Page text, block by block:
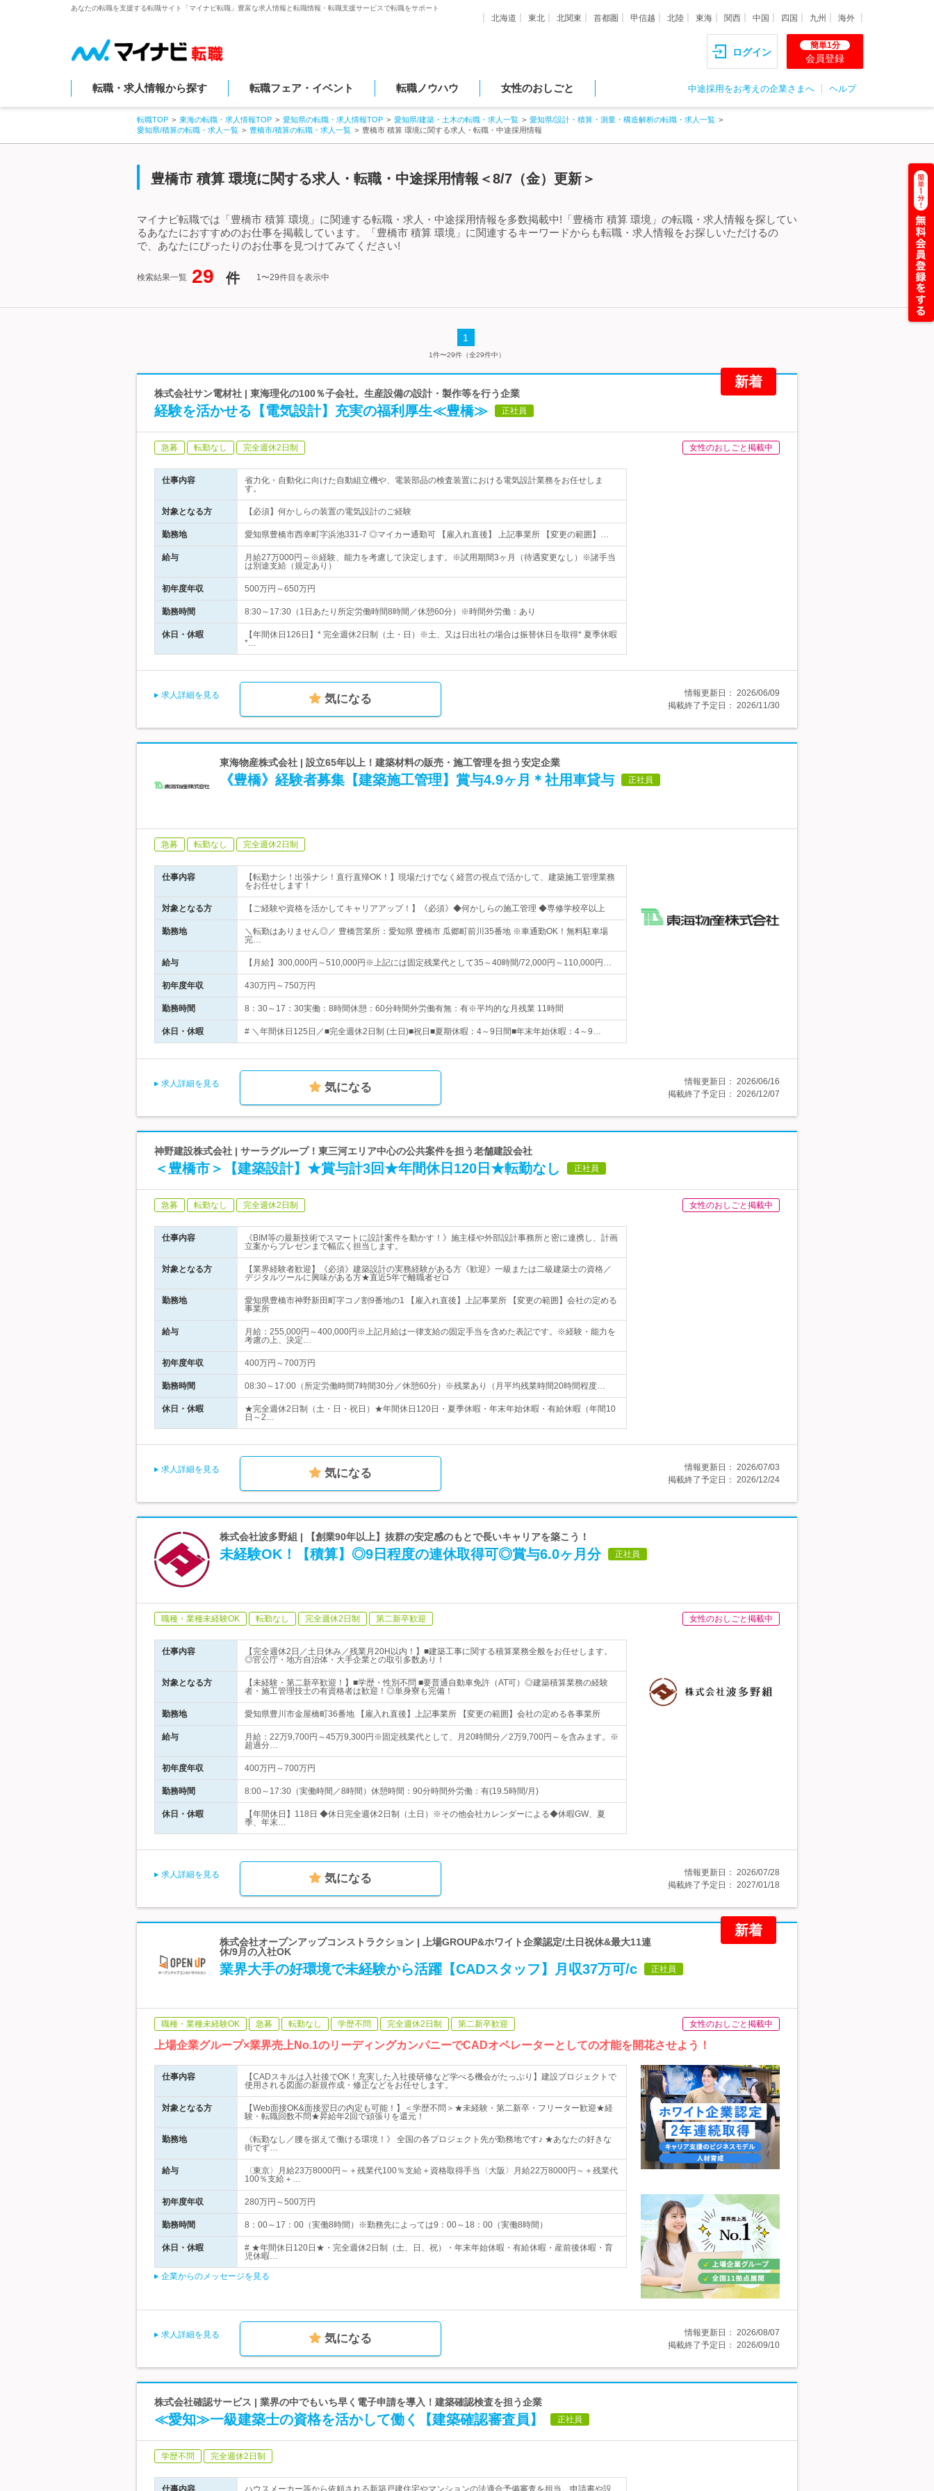
あなたの転職を支援する転職サイト「マイナビ転職」豊富な求人情報と転職情報・転職支援サービスで転職をサポート
北海道 東北 北関東 首都圏 甲信越 北陸 東海 関西 中国 四国 九州 海外
ログイン
簡単1分
会員登録
転職・求人情報から探す 転職フェア・イベント 転職ノウハウ 女性のおしごと 中途採用をお考えの企業さまへ ヘルプ
転職TOP 東海の転職・求人情報TOP 愛知県の転職・求人情報TOP 愛知県/建築・土木の転職・求人一覧
愛知県/設計・積算・測量・構造解析の転職・求人一覧
愛知県/積算の転職・求人一覧
豊橋市/積算の転職・求人一覧 豊橋市 積算 環境に関する求人・転職・中途採用情報
豊橋市 積算 環境に関する求人・転職・中途採用情報＜8/7（金）更新＞
マイナビ転職では「豊橋市 積算 環境」に関連する転職・求人・中途採用情報を多数掲載中!「豊橋市 積算 環境」の転職・求人情報を探してい
るあなたにおすすめのお仕事を掲載しています。「豊橋市 積算 環境」に関連するキーワードからも転職・求人情報をお探しいただけるの
で、あなたにぴったりのお仕事を見つけてみてください!
検索結果一覧 29 件 1〜29件目を表示中
1
1件〜29件（全29件中）
新着
株式会社サン電材社 | 東海理化の100％子会社。生産設備の設計・製作等を行う企業
経験を活かせる【電気設計】充実の福利厚生≪豊橋≫ 正社員
急募 転勤なし 完全週休2日制 女性のおしごと掲載中
仕事内容
省力化・自動化に向けた自動組立機や、電装部品の検査装置における電気設計業務をお任せしま
す。
対象となる方 【必須】何かしらの装置の電気設計のご経験
勤務地 愛知県豊橋市西幸町字浜池331-7 ◎マイカー通勤可 【雇入れ直後】 上記事業所 【変更の範囲】…
給与
月給27万000円～※経験、能力を考慮して決定します。※試用期間3ヶ月（待遇変更なし）※諸手当
は別途支給（規定あり）
初年度年収 500万円～650万円
勤務時間 8:30～17:30（1日あたり所定労働時間8時間／休憩60分）※時間外労働：あり
休日・休暇
【年間休日126日】* 完全週休2日制（土・日）※土、又は日出社の場合は振替休日を取得* 夏季休暇
*…
求人詳細を見る 気になる 情報更新日： 2026/06/09
掲載終了予定日： 2026/11/30
東海物産株式会社 | 設立65年以上！建築材料の販売・施工管理を担う安定企業
《豊橋》経験者募集【建築施工管理】賞与4.9ヶ月＊社用車貸与 正社員
急募 転勤なし 完全週休2日制
仕事内容
【転勤ナシ！出張ナシ！直行直帰OK！】現場だけでなく経営の視点で活かして、建築施工管理業務
をお任せします！
対象となる方 【ご経験や資格を活かしてキャリアアップ！】《必須》◆何かしらの施工管理 ◆専修学校卒以上
勤務地
＼転勤はありません◎／ 豊橋営業所：愛知県 豊橋市 瓜郷町前川35番地 ※車通勤OK！無料駐車場
完…
給与 【月給】300,000円～510,000円※上記には固定残業代として35～40時間/72,000円～110,000円…
初年度年収 430万円～750万円
勤務時間 8：30～17：30実働：8時間休憩：60分時間外労働有無：有※平均的な月残業 11時間
休日・休暇 # ＼年間休日125日／■完全週休2日制 (土日)■祝日■夏期休暇：4～9日間■年末年始休暇：4～9…
求人詳細を見る 気になる 情報更新日： 2026/06/16
掲載終了予定日： 2026/12/07
神野建設株式会社 | サーラグループ！東三河エリア中心の公共案件を担う老舗建設会社
＜豊橋市＞【建築設計】★賞与計3回★年間休日120日★転勤なし 正社員
急募 転勤なし 完全週休2日制 女性のおしごと掲載中
仕事内容
《BIM等の最新技術でスマートに設計案件を動かす！》施主様や外部設計事務所と密に連携し、計画
立案からプレゼンまで幅広く担当します。
対象となる方
【業界経験者歓迎】《必須》建築設計の実務経験がある方《歓迎》一級または二級建築士の資格／
デジタルツールに興味がある方★直近5年で離職者ゼロ
勤務地
愛知県豊橋市神野新田町字コノ割9番地の1 【雇入れ直後】上記事業所 【変更の範囲】会社の定める
事業所
給与
月給：255,000円～400,000円※上記月給は一律支給の固定手当を含めた表記です。※経験・能力を
考慮の上、決定…
初年度年収 400万円～700万円
勤務時間 08:30～17:00（所定労働時間7時間30分／休憩60分）※残業あり（月平均残業時間20時間程度…
休日・休暇
★完全週休2日制（土・日・祝日）★年間休日120日・夏季休暇・年末年始休暇・有給休暇（年間10
日～2…
求人詳細を見る 気になる 情報更新日： 2026/07/03
掲載終了予定日： 2026/12/24
株式会社波多野組 | 【創業90年以上】抜群の安定感のもとで長いキャリアを築こう！
未経験OK！【積算】◎9日程度の連休取得可◎賞与6.0ヶ月分 正社員
職種・業種未経験OK 転勤なし 完全週休2日制 第二新卒歓迎 女性のおしごと掲載中
仕事内容
【完全週休2日／土日休み／残業月20H以内！】■建築工事に関する積算業務全般をお任せします。
◎官公庁・地方自治体・大手企業との取引多数あり！
対象となる方
【未経験・第二新卒歓迎！】■学歴・性別不問 ■要普通自動車免許（AT可）◎建築積算業務の経験
者・施工管理技士の有資格者は歓迎！◎単身寮も完備！
勤務地 愛知県豊川市金屋橋町36番地 【雇入れ直後】上記事業所 【変更の範囲】会社の定める各事業所
給与
月給：22万9,700円～45万9,300円※固定残業代として、月20時間分／2万9,700円～を含みます。※
超過分…
初年度年収 400万円～700万円
勤務時間 8:00～17:30（実働時間／8時間）休憩時間：90分時間外労働：有(19.5時間/月)
休日・休暇
【年間休日】118日 ◆休日完全週休2日制（土日）※その他会社カレンダーによる◆休暇GW、夏
季、年末…
求人詳細を見る 気になる 情報更新日： 2026/07/28
掲載終了予定日： 2027/01/18
新着
株式会社オープンアップコンストラクション | 上場GROUP&ホワイト企業認定/土日祝休&最大11連
休/9月の入社OK
業界大手の好環境で未経験から活躍【CADスタッフ】月収37万可/c 正社員
職種・業種未経験OK 急募 転勤なし 学歴不問 完全週休2日制 第二新卒歓迎 女性のおしごと掲載中
上場企業グループ×業界売上No.1のリーディングカンパニーでCADオペレーターとしての才能を開花させよう！
仕事内容
【CADスキルは入社後でOK！充実した入社後研修など学べる機会がたっぷり】建設プロジェクトで
使用される図面の新規作成・修正などをお任せします。
対象となる方
【Web面接OK&面接翌日の内定も可能！】＜学歴不問＞★未経験・第二新卒・フリーター歓迎★経
験・転職回数不問★昇給年2回で頑張りを還元！
勤務地
《転勤なし／腰を据えて働ける環境！》 全国の各プロジェクト先が勤務地です♪ ★あなたの好きな
街でず…
給与
〈東京〉月給23万8000円～＋残業代100％支給＋資格取得手当〈大阪〉月給22万8000円～＋残業代
100％支給＋…
初年度年収 280万円～500万円
勤務時間 8：00～17：00（実働8時間）※勤務先によっては9：00～18：00（実働8時間）
休日・休暇
# ★年間休日120日★・完全週休2日制（土、日、祝）・年末年始休暇・有給休暇・産前後休暇・育
児休暇…
企業からのメッセージを見る
求人詳細を見る 気になる 情報更新日： 2026/08/07
掲載終了予定日： 2026/09/10
株式会社確認サービス | 業界の中でもいち早く電子申請を導入！建築確認検査を担う企業
≪愛知≫一級建築士の資格を活かして働く【建築確認審査員】 正社員
学歴不問 完全週休2日制
仕事内容 ハウスメーカー等から依頼される新築戸建住宅やマンションの法適合予備審査を担当。申請書や設